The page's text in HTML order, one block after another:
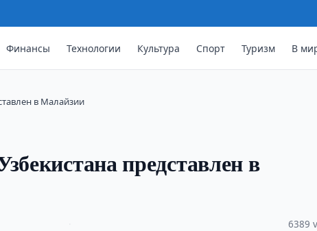
Финансы Технологии Культура Спорт Туризм В
в Малайзии
представлен в
6389